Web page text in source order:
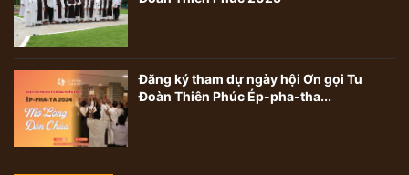
Đăng ký tham dự ngày hội Ơn gọi Tu
Đoàn Thiên Phúc Ép-pha-tha...